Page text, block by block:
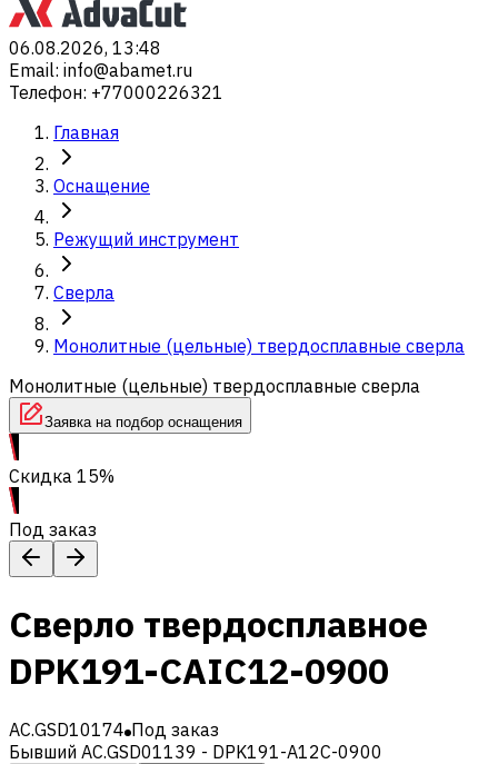
06.08.2026, 13:48
Email: info@abamet.ru
Телефон: +77000226321
Главная
Оснащение
Режущий инструмент
Сверла
Монолитные (цельные) твердосплавные сверла
Монолитные (цельные) твердосплавные сверла
Заявка на подбор оснащения
Скидка 15%
Под заказ
Сверло твердосплавное
DPK191-CAIC12-0900
AC.GSD10174 Под заказ
Бывший AC.GSD01139 - DPK191-A12C-0900